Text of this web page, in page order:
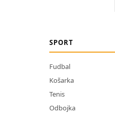
SPORT
Fudbal
Košarka
Tenis
Odbojka